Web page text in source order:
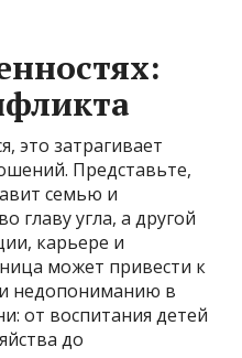
это затрагивает
Представьте,
семью и
главу угла, а другой
карьере и
может привести к
недопониманию в
от воспитания детей
до